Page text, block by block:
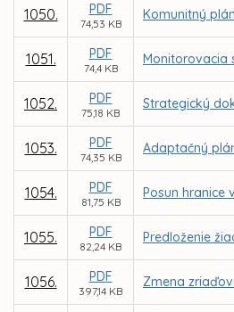
1050. PDF
74,53 KB
Komunitný
1051. PDF
74,4 KB
Monitorovacia
1052. PDF
75,18 KB
Strategický
1053. PDF
74,35 KB
Adaptačný
1054. PDF
81,75 KB
Posun hranice
1055. PDF
82,24 KB
Predloženie
1056. PDF
397,14 KB
Zmena